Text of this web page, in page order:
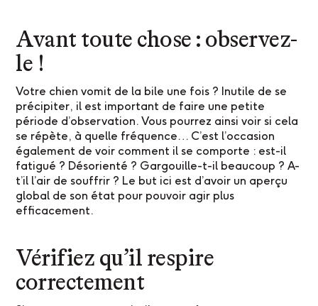
Avant toute chose : observez-
le !
Votre chien vomit de la bile une fois ? Inutile de se
précipiter, il est important de faire une petite
période d’observation. Vous pourrez ainsi voir si cela
se répète, à quelle fréquence… C’est l’occasion
également de voir comment il se comporte : est-il
fatigué ? Désorienté ? Gargouille-t-il beaucoup ? A-
t’il l’air de souffrir ? Le but ici est d’avoir un aperçu
global de son état pour pouvoir agir plus
efficacement.
Vérifiez qu’il respire
correctement